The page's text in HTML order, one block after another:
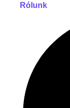
Rólunk